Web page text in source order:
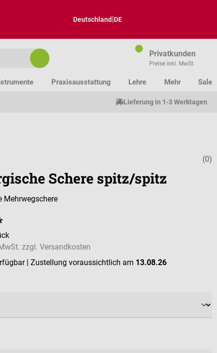
Deutschland|DE
Privatkunden
Preise inkl. MwSt.
Praxisausstattung Lehre Mehr Sale
Lieferung in 1-3 Werktagen
(0)
Schere spitz/spitz
Mehrwegschere
zzgl. Versandkosten
| Zustellung voraussichtlich am 13.08.26